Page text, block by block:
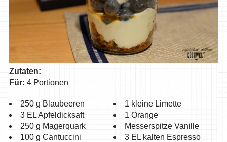
Zutaten:
Für: 4 Portionen
250 g Blaubeeren
3 EL Apfeldicksaft
250 g Magerquark
100 g Cantuccini
1 kleine Limette
1 Orange
Messerspitze Vanille
3 EL kalten Espresso